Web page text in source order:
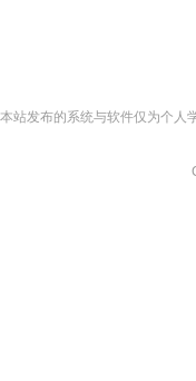
本站发布的系统与软件仅为个人